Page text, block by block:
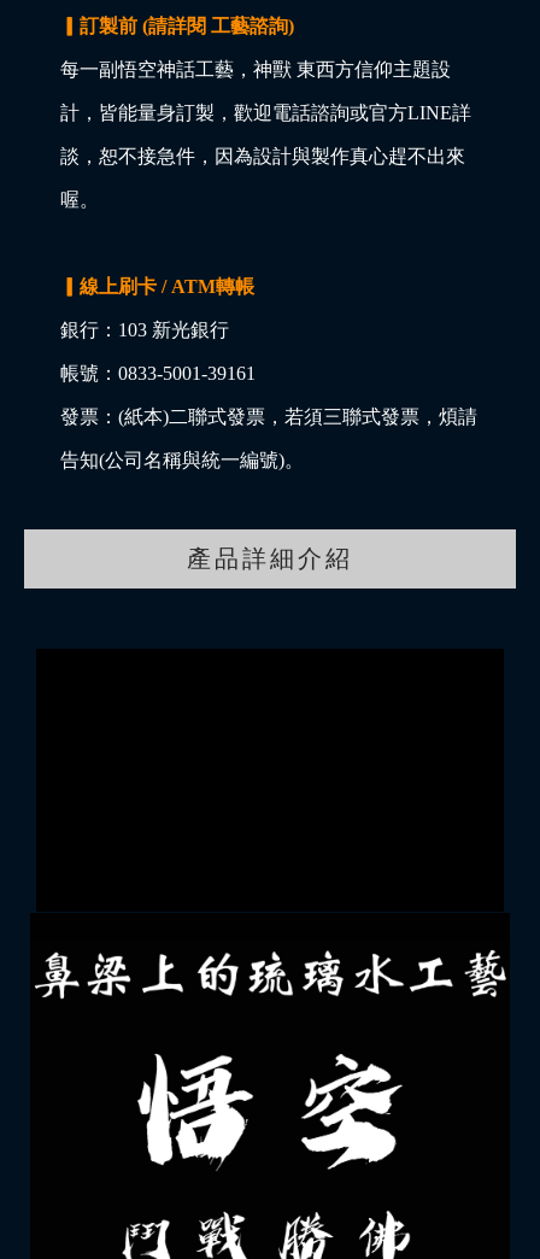
▎訂製前 (請詳閱 工藝諮詢)
每一副悟空神話工藝，神獸 東西方信仰主題設
計，皆能量身訂製，歡迎電話諮詢或官方LINE詳
談，恕不接急件，因為設計與製作真心趕不出來
喔。
▎線上刷卡 / ATM轉帳
銀行：103 新光銀行
帳號：0833-5001-39161
發票：(紙本)二聯式發票，若須三聯式發票，煩請
告知(公司名稱與統一編號)。
產品詳細介紹